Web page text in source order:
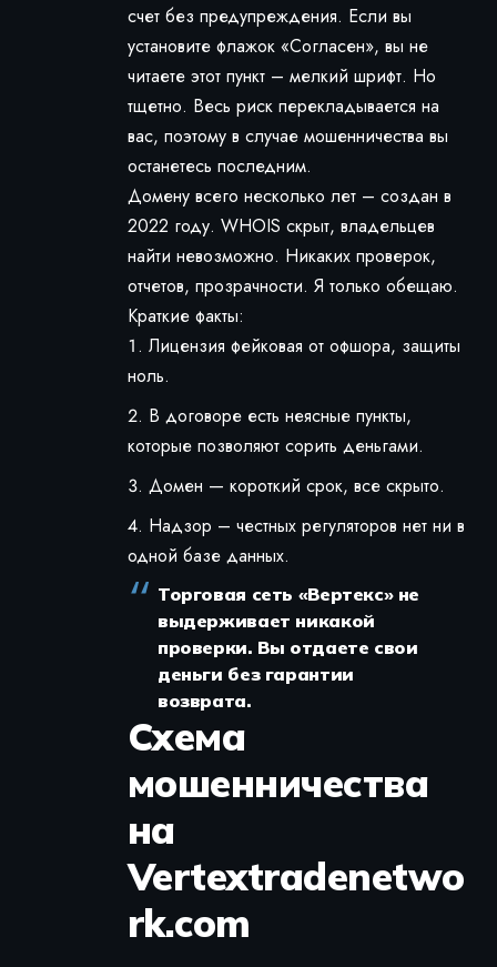
счет без предупреждения. Если вы
установите флажок «Согласен», вы не
читаете этот пункт – мелкий шрифт. Но
тщетно. Весь риск перекладывается на
вас, поэтому в случае мошенничества вы
останетесь последним.
Домену всего несколько лет – создан в
2022 году. WHOIS скрыт, владельцев
найти невозможно. Никаких проверок,
отчетов, прозрачности. Я только обещаю.
Краткие факты:
Лицензия фейковая от офшора, защиты
ноль.
В договоре есть неясные пункты,
которые позволяют сорить деньгами.
Домен — короткий срок, все скрыто.
Надзор – честных регуляторов нет ни в
одной базе данных.
Торговая сеть «Вертекс» не
выдерживает никакой
проверки. Вы отдаете свои
деньги без гарантии
возврата.
Схема
мошенничества
на
Vertextradenetwo
rk.com